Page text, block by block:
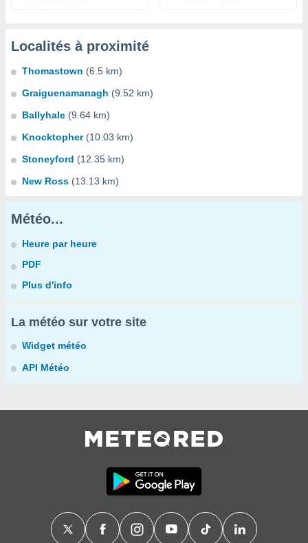
Localités à proximité
Thomastown (6.5 km)
Graiguenamanagh (9.52 km)
Ballyhale (9.64 km)
Knocktopher (10.03 km)
Stoneyford (12.35 km)
New Ross (13.13 km)
Météo...
Heure par heure
PDF
Plus d'info
La météo sur votre site
Widget météo
API Météo